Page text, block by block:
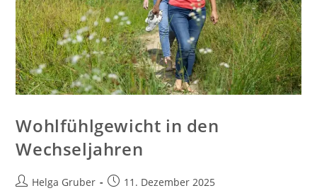
Wohlfühlgewicht in den
Wechseljahren
Beitrags-
Helga Gruber
Beitrag11. Dezember 2025